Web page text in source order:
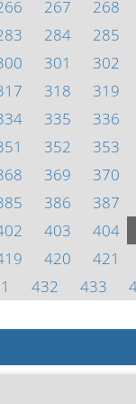
267 268
284 285
301 302
318 319
335 336
352 353
369 370
386 387
403 404
420 421
432 433